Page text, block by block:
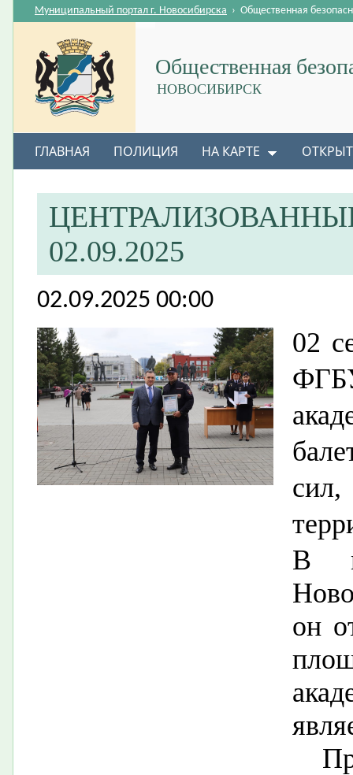
Общественная
НОВОСИБИРСК
Муниципальный портал г. Новосибирска › Общественная
ГЛАВНАЯ ПОЛИЦИЯ НА КАРТЕ
02.09.2025
02.09.2025 00:00
02
сил,
​В
он